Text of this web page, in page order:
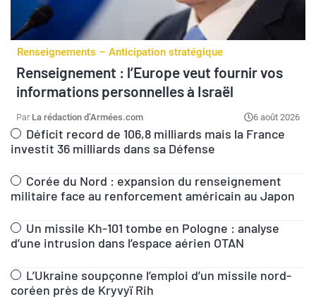
Renseignements – Anticipation stratégique
Renseignement : l’Europe veut fournir vos
informations personnelles à Israël
La rédaction d’Armées.com 6 août 2026
Déficit record de 106,8 milliards mais la France
investit 36 milliards dans sa Défense
Corée du Nord : expansion du renseignement
militaire face au renforcement américain au Japon
Un missile Kh-101 tombe en Pologne : analyse
d’une intrusion dans l’espace aérien OTAN
L’Ukraine soupçonne l’emploi d’un missile nord-
coréen près de Kryvyï Rih